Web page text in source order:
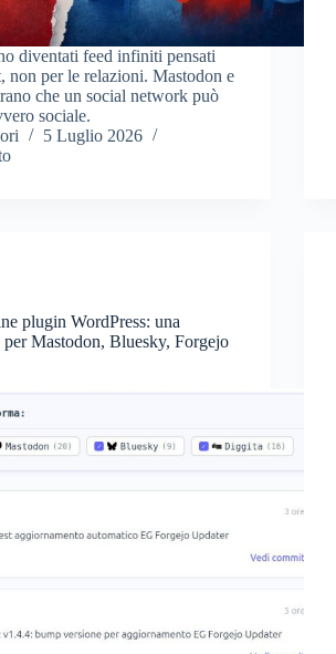
diventati feed infiniti pensati
non per le relazioni. Mastodon e
che un social network può
sociale.
5 Luglio 2026
plugin WordPress: una
Mastodon, Bluesky, Forgejo